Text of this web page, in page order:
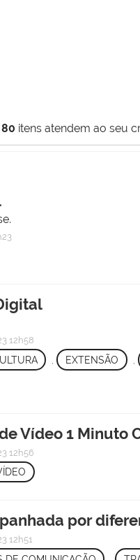
80 itens atendem ao seu
12h58
, EXTENSÃO ,
Vídeo 1 Minuto
12h56
por
12h51